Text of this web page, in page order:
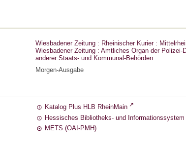
Wiesbadener Zeitung : Rheinischer Kurier :
Wiesbadener Zeitung : Amtliches Organ der
anderer Staats- und Kommunal-Behörden
Morgen-Ausgabe
Katalog Plus HLB RheinMain
Hessisches Bibliotheks- und Informationssystem
METS (OAI-PMH)